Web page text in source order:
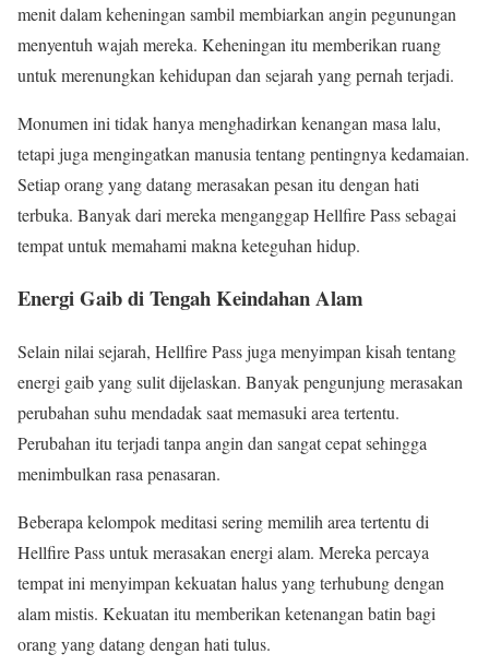
menit dalam keheningan sambil membiarkan angin pegunungan
menyentuh wajah mereka. Keheningan itu memberikan ruang
untuk merenungkan kehidupan dan sejarah yang pernah terjadi.
Monumen ini tidak hanya menghadirkan kenangan masa lalu,
tetapi juga mengingatkan manusia tentang pentingnya kedamaian.
Setiap orang yang datang merasakan pesan itu dengan hati
terbuka. Banyak dari mereka menganggap Hellfire Pass sebagai
tempat untuk memahami makna keteguhan hidup.
Energi Gaib di Tengah Keindahan Alam
Selain nilai sejarah, Hellfire Pass juga menyimpan kisah tentang
energi gaib yang sulit dijelaskan. Banyak pengunjung merasakan
perubahan suhu mendadak saat memasuki area tertentu.
Perubahan itu terjadi tanpa angin dan sangat cepat sehingga
menimbulkan rasa penasaran.
Beberapa kelompok meditasi sering memilih area tertentu di
Hellfire Pass untuk merasakan energi alam. Mereka percaya
tempat ini menyimpan kekuatan halus yang terhubung dengan
alam mistis. Kekuatan itu memberikan ketenangan batin bagi
orang yang datang dengan hati tulus.